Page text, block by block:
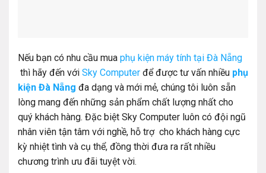
Nếu bạn có nhu cầu mua phụ kiện máy tính tại Đà Nẵng
thì hãy đến với Sky Computer để được tư vấn nhiều phụ
kiện Đà Nẵng đa dạng và mới mẻ, chúng tôi luôn sẵn
lòng mang đến những sản phẩm chất lượng nhất cho
quý khách hàng. Đặc biệt Sky Computer luôn có đội ngũ
nhân viên tận tâm với nghề, hỗ trợ cho khách hàng cực
kỳ nhiệt tình và cụ thể, đồng thời đưa ra rất nhiều
chương trình ưu đãi tuyệt vời.